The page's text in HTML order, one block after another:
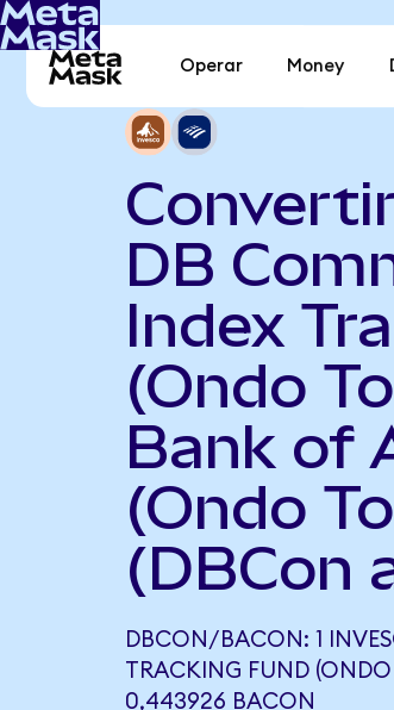
Operar Money
DB
Index
(Ondo
Bank of
(Ondo
(DBCon
DBCON/BACON: 1
TRACKING FUND
0,443926 BACON